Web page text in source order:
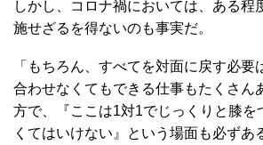
しかし、コロナ禍においては、ある程
施せざるを得ないのも事実だ。
「もちろん、すべてを対面に戻す必要
合わせなくてもできる仕事もたくさん
方で、『ここは1対1でじっくりと膝を
くてはいけない』という場面も必ずあ